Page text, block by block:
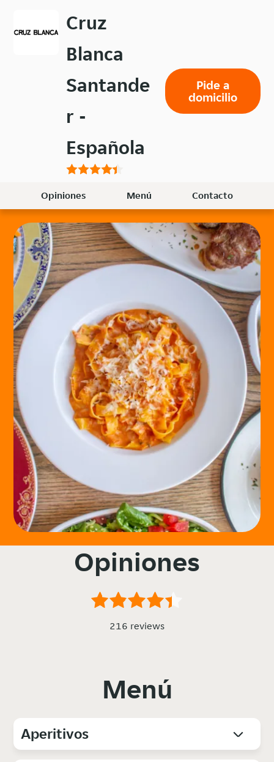
menú
Cruz
Blanca
Santande
r -
Española
Pide a
domicilio
Opiniones Menú Contacto
Opiniones
216 reviews
Menú
Aperitivos